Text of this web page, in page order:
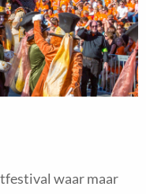
waar maar